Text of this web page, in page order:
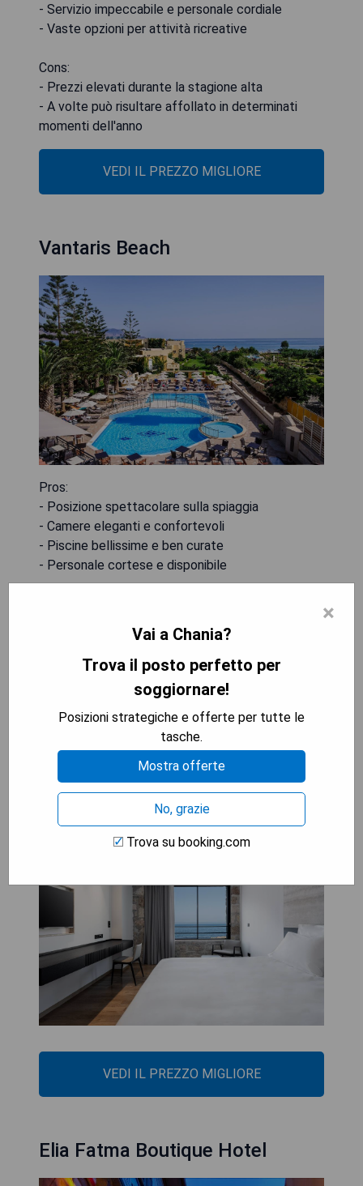
- Servizio impeccabile e personale cordiale
- Vaste opzioni per attività ricreative
Cons:
- Prezzi elevati durante la stagione alta
- A volte può risultare affollato in determinati
momenti dell'anno
VEDI IL PREZZO MIGLIORE
Vantaris Beach
Pros:
- Posizione spettacolare sulla spiaggia
- Camere eleganti e confortevoli
- Piscine bellissime e ben curate
- Personale cortese e disponibile
- Ristorante principale può risultare affollato
durante i pasti
VEDI IL PREZZO MIGLIORE
The Tanneries Hotel & Spa
VEDI IL PREZZO MIGLIORE
Elia Fatma Boutique Hotel
×
Vai a Chania?
Trova il posto perfetto per
soggiornare!
Posizioni strategiche e offerte per tutte le
tasche.
Mostra offerte
No, grazie
Trova su booking.com